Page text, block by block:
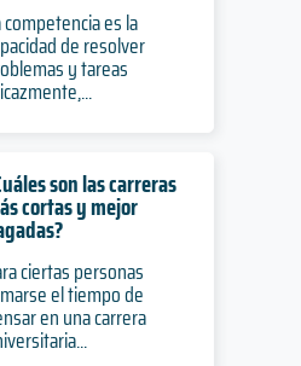
competencia es la
de resolver
y tareas
son las carreras
cortas y mejor
ciertas personas
el tiempo de
en una carrera